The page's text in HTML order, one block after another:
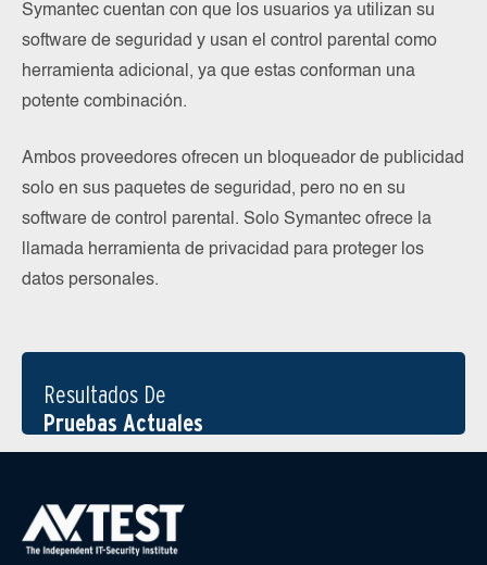
Symantec cuentan con que los usuarios ya utilizan su
software de seguridad y usan el control parental como
herramienta adicional, ya que estas conforman una
potente combinación.
Ambos proveedores ofrecen un bloqueador de publicidad
solo en sus paquetes de seguridad, pero no en su
software de control parental. Solo Symantec ofrece la
llamada herramienta de privacidad para proteger los
datos personales.
Resultados De
Pruebas Actuales